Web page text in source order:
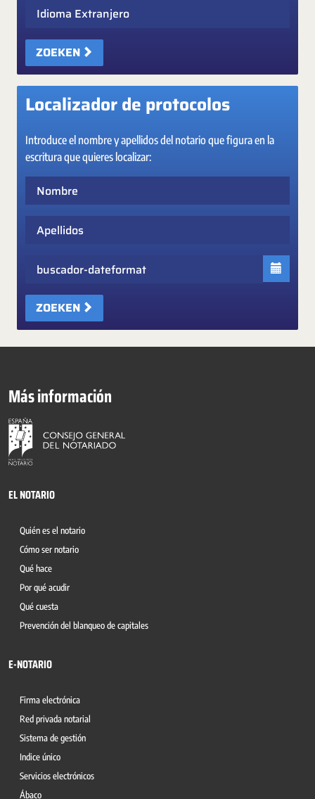
Idioma Extranjero
ZOEKEN
Localizador de protocolos
Introduce el nombre y apellidos del notario que figura en la
escritura que quieres localizar:
ZOEKEN
Más información
EL NOTARIO
Quién es el notario
Cómo ser notario
Qué hace
Por qué acudir
Qué cuesta
Prevención del blanqueo de capitales
E-NOTARIO
Firma electrónica
Red privada notarial
Sistema de gestión
Indice único
Servicios electrónicos
Ábaco